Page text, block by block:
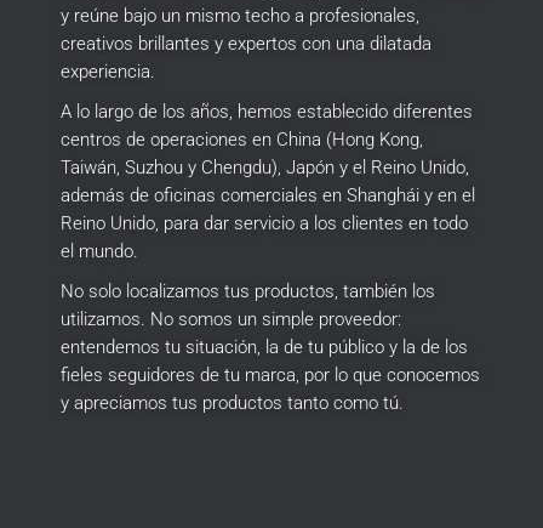
y reúne bajo un mismo techo a profesionales,
creativos brillantes y expertos con una dilatada
experiencia.
A lo largo de los años, hemos establecido diferentes
centros de operaciones en China (Hong Kong,
Taiwán, Suzhou y Chengdu), Japón y el Reino Unido,
además de oficinas comerciales en Shanghái y en el
Reino Unido, para dar servicio a los clientes en todo
el mundo.
No solo localizamos tus productos, también los
utilizamos. No somos un simple proveedor:
entendemos tu situación, la de tu público y la de los
fieles seguidores de tu marca, por lo que conocemos
y apreciamos tus productos tanto como tú.